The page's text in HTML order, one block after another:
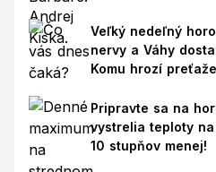
Veľký nedeľný
nervy a Váhy
Komu hrozí
Pripravte sa na
vystrelia teploty
10 stupňov menej!